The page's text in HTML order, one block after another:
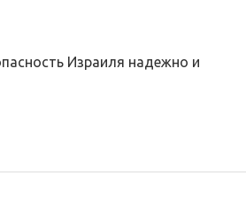
Израиля надежно и